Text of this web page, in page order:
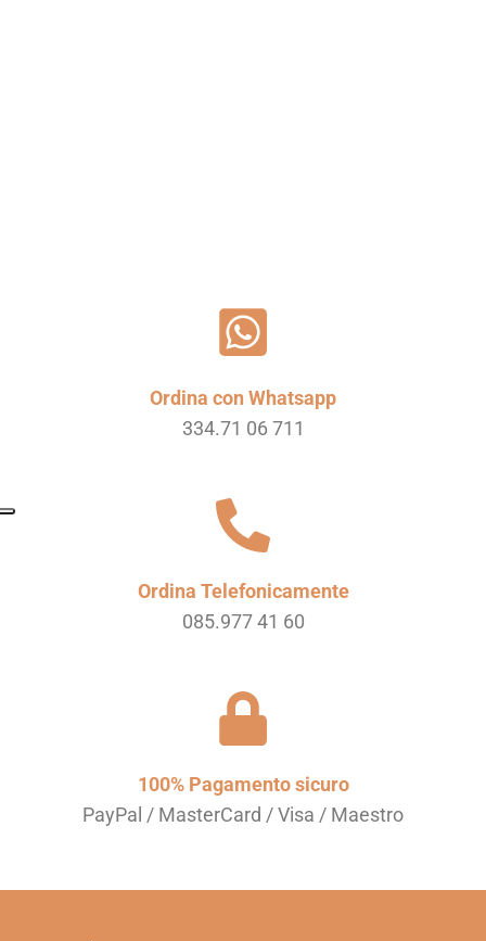
Ordina con Whatsapp
334.71 06 711
Ordina Telefonicamente
085.977 41 60
100% Pagamento sicuro
PayPal / MasterCard / Visa / Maestro